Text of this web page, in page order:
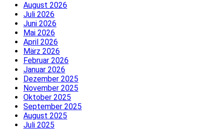
August 2026
Juli 2026
Juni 2026
Mai 2026
April 2026
März 2026
Februar 2026
Januar 2026
Dezember 2025
November 2025
Oktober 2025
September 2025
August 2025
Juli 2025